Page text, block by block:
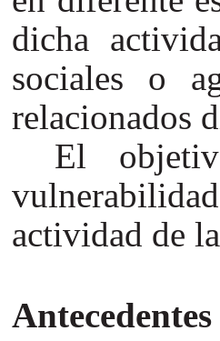
dicha
sociales o
relacionados
El
actividad de
Antecedentes